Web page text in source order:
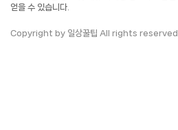
얻을 수 있습니다.
Copyright by 일상꿀팁 All rights reserved